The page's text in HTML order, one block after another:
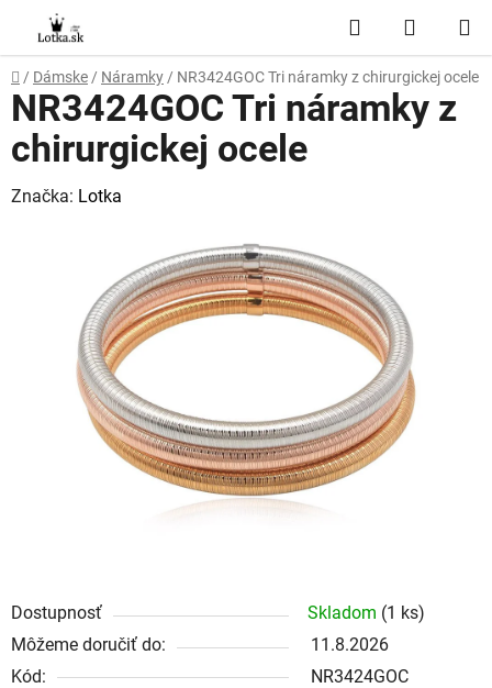
obsah
Hľadať
KOŠÍK
Domov
/ Dámske / Náramky / NR3424GOC Tri náramky z chirurgickej ocele
Dostupnosť Skladom (1 ks)
Môžeme doručiť do:
11.8.2026
Kód:
NR3424GOC
NR3424GOC Tri náramky z
chirurgickej ocele
Značka: Lotka